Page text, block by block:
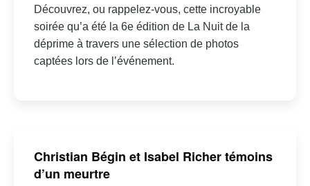
Découvrez, ou rappelez-vous, cette incroyable
soirée qu’a été la 6e édition de La Nuit de la
déprime à travers une sélection de photos
captées lors de l’événement.
Christian Bégin et Isabel Richer témoins
d’un meurtre